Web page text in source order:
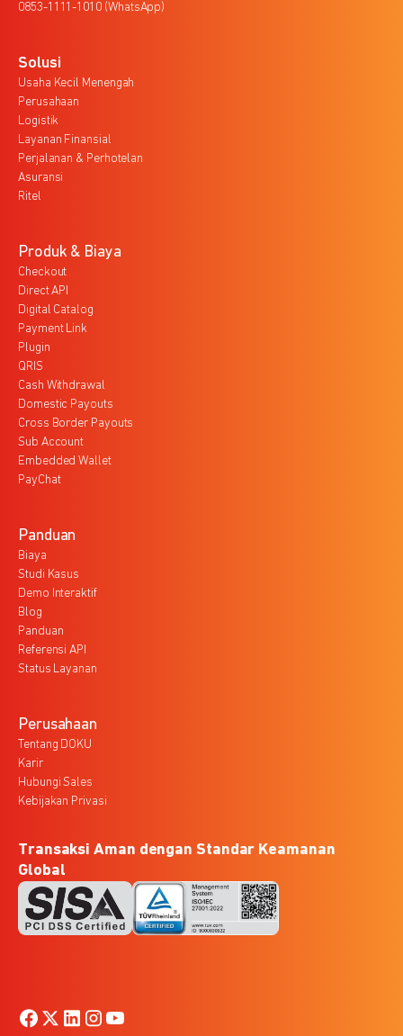
0853-1111-1010 (WhatsApp)
Solusi
Usaha Kecil Menengah
Perusahaan
Logistik
Layanan Finansial
Perjalanan & Perhotelan
Asuransi
Ritel
Produk & Biaya
Checkout
Direct API
Digital Catalog
Payment Link
Plugin
QRIS
Cash Withdrawal
Domestic Payouts
Cross Border Payouts
Sub Account
Embedded Wallet
PayChat
Panduan
Biaya
Studi Kasus
Demo Interaktif
Blog
Panduan
Referensi API
Status Layanan
Perusahaan
Tentang DOKU
Karir
Hubungi Sales
Kebijakan Privasi
Transaksi Aman dengan Standar Keamanan
Global